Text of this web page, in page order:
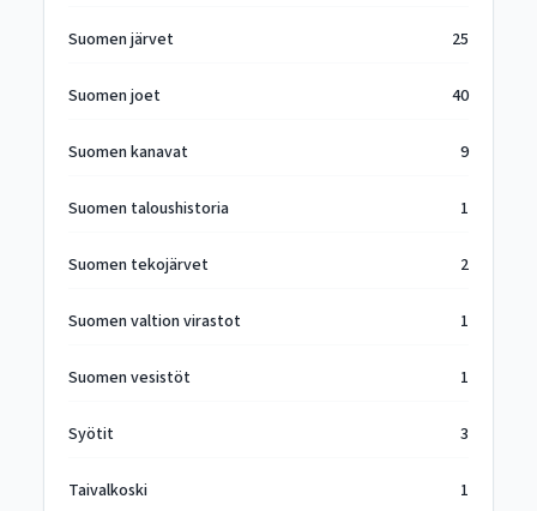
Suomen järvet 25
Suomen joet 40
Suomen kanavat 9
Suomen taloushistoria 1
Suomen tekojärvet 2
Suomen valtion virastot 1
Suomen vesistöt 1
Syötit 3
Taivalkoski 1